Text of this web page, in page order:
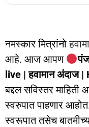
नमस्कार मित्रांनो
आहे. आज आपण
live | हवामान अंदाज
बद्दल सविस्तर माहिती
स्वरुपात पाहणार
स्वरूपात तसेच